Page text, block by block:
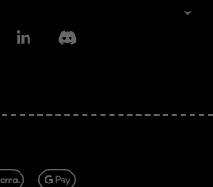
LinkedinDiscord